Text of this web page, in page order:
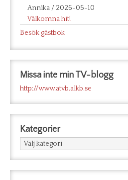
Annika/ 2026-05-10
Välkomna hit!
Besök gästbok
Missa inte min TV-blogg
http://www.atvb.alkb.se
Kategorier
Kategorier